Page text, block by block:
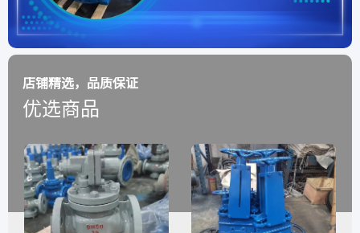
店铺精选，品质保证
优选商品